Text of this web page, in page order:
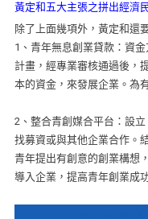
黃定和五大主張之拼出經濟
除了上面幾項外，黃定和還
1、青年無息創業貸款：資
計畫，經專業審核通過後，
本的資金，來發展企業。為
2、整合青創媒合平台：設
找募資或與其他企業合作。
青年提出有創意的創業構想
導入企業，提高青年創業成